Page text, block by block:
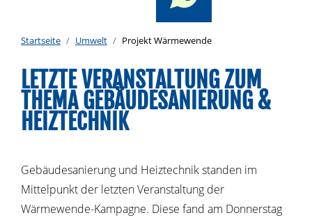
Startseite Umwelt Projekt Wärmewende
LETZTE VERANSTALTUNG ZUM
THEMA GEBÄUDESANIERUNG &
HEIZTECHNIK
Gebäudesanierung und Heiztechnik standen im
Mittelpunkt der letzten Veranstaltung der
Wärmewende-Kampagne. Diese fand am Donnerstag